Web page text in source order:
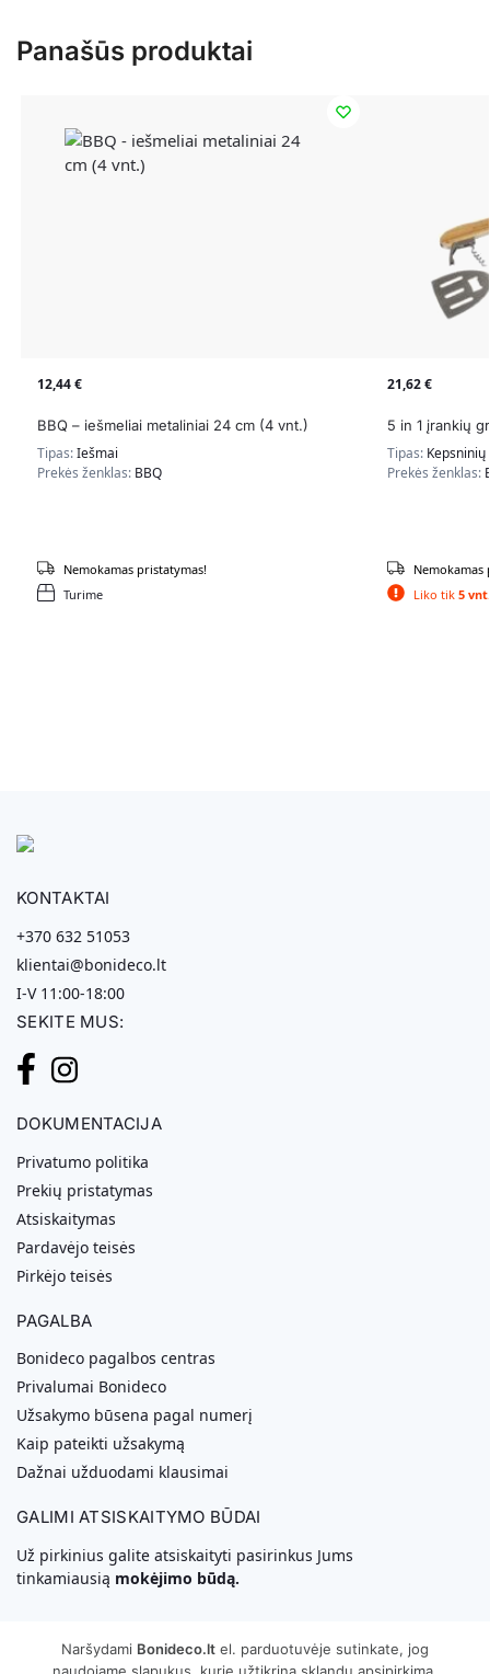
Panašūs produktai
12,44€
BBQ – iešmeliai metaliniai 24 cm (4 vnt.)
Tipas:Iešmai
Prekės ženklas: BBQ
Turime
Nemokamas pristatymas!
21,62€
5 in 1 įrankių
Tipas:
Prekės ženklas:
Liko tik 5 vnt.
Nemokamas
KONTAKTAI
+370 632 51053
klientai@bonideco.lt
I-V 11:00-18:00
SEKITE MUS:
DOKUMENTACIJA
Privatumo politika
Prekių pristatymas
Atsiskaitymas
Pardavėjo teisės
Pirkėjo teisės
PAGALBA
Bonideco pagalbos centras
Privalumai Bonideco
Užsakymo būsena pagal numerį
Kaip pateikti užsakymą
Dažnai užduodami klausimai
GALIMI ATSISKAITYMO BŪDAI
Už pirkinius galite atsiskaityti pasirinkus Jums
tinkamiausią mokėjimo būdą.
Naršydami Bonideco.lt el. parduotuvėje sutinkate, jog